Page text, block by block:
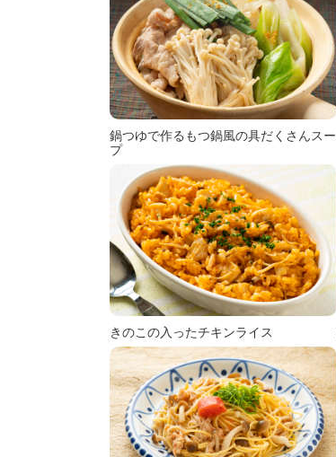
鍋つゆで作る もつ鍋風の具だくさんスー
プ
きのこの入ったチキンライス